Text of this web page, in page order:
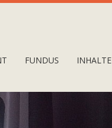
FUNDUS INHALTE